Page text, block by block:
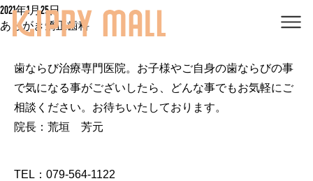
2021年1月25日
あらがき矯正歯科
歯ならび治療専門医院。お子様やご自身の歯ならびの事
で気になる事がございしたら、どんな事でもお気軽にご
相談ください。お待ちいたしております。
院長：荒垣 芳元
TEL：079-564-1122